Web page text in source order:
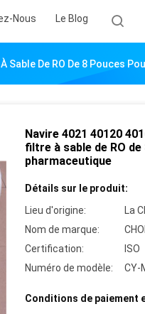
Nous Le Blog
Sable De RO De 8 Pouces
Navire 4021 40120
filtre à sable de RO
pharmaceutique
Détails sur le produit:
Lieu d'origine:
La
Nom de marque:
Certification:
ISO
Numéro de modèle:
CY-
Conditions de paiement